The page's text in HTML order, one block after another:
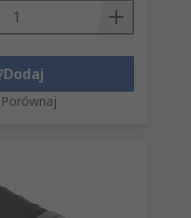
Dodaj
Porównaj